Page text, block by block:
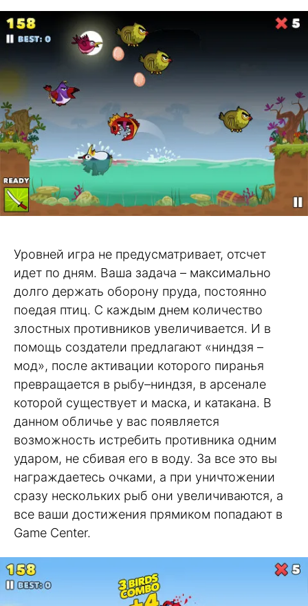
Уровней игра не предусматривает, отсчет
идет по дням. Ваша задача – максимально
долго держать оборону пруда, постоянно
поедая птиц. С каждым днем количество
злостных противников увеличивается. И в
помощь создатели предлагают «ниндзя –
мод», после активации которого пиранья
превращается в рыбу–ниндзя, в арсенале
которой существует и маска, и катакана. В
данном обличье у вас появляется
возможность истребить противника одним
ударом, не сбивая его в воду. За все это вы
награждаетесь очками, а при уничтожении
сразу нескольких рыб они увеличиваются, а
все ваши достижения прямиком попадают в
Game Center.